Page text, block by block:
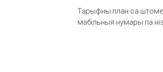
Тарыфны план са
мабільныя нумары па